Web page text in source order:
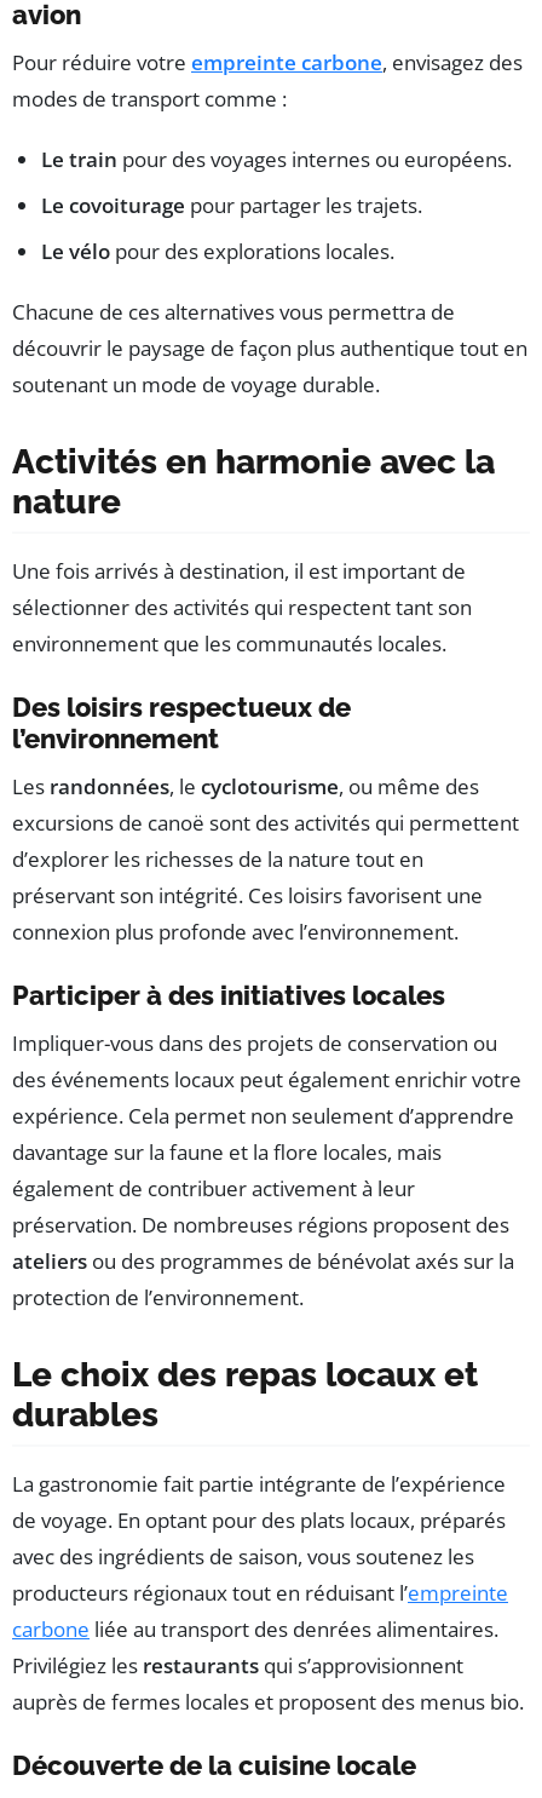
avion
Pour réduire votre empreinte carbone, envisagez des
modes de transport comme :
Le train pour des voyages internes ou européens.
Le covoiturage pour partager les trajets.
Le vélo pour des explorations locales.
Chacune de ces alternatives vous permettra de
découvrir le paysage de façon plus authentique tout en
soutenant un mode de voyage durable.
Activités en harmonie avec la
nature
Une fois arrivés à destination, il est important de
sélectionner des activités qui respectent tant son
environnement que les communautés locales.
Des loisirs respectueux de
l’environnement
Les randonnées, le cyclotourisme, ou même des
excursions de canoë sont des activités qui permettent
d’explorer les richesses de la nature tout en
préservant son intégrité. Ces loisirs favorisent une
connexion plus profonde avec l’environnement.
Participer à des initiatives locales
Impliquer-vous dans des projets de conservation ou
des événements locaux peut également enrichir votre
expérience. Cela permet non seulement d’apprendre
davantage sur la faune et la flore locales, mais
également de contribuer activement à leur
préservation. De nombreuses régions proposent des
ateliers ou des programmes de bénévolat axés sur la
protection de l’environnement.
Le choix des repas locaux et
durables
La gastronomie fait partie intégrante de l’expérience
de voyage. En optant pour des plats locaux, préparés
avec des ingrédients de saison, vous soutenez les
producteurs régionaux tout en réduisant l’empreinte
carbone liée au transport des denrées alimentaires.
Privilégiez les restaurants qui s’approvisionnent
auprès de fermes locales et proposent des menus bio.
Découverte de la cuisine locale